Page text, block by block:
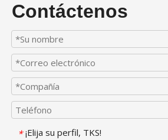
Contáctenos
* ¡Elija su perfil, TKS!